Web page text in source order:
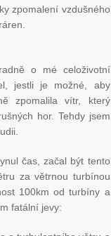
zpomalení vzdušného
o mé celoživotní
jestli je možné, aby
zpomalila vítr, který
hor. Tehdy jsem
čas, začal být tento
za větrnou turbínou
100km od turbíny a
fatální jevy: